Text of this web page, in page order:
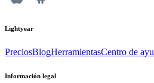
Lightyear
PreciosBlogHerramientasCentro de
Información legal